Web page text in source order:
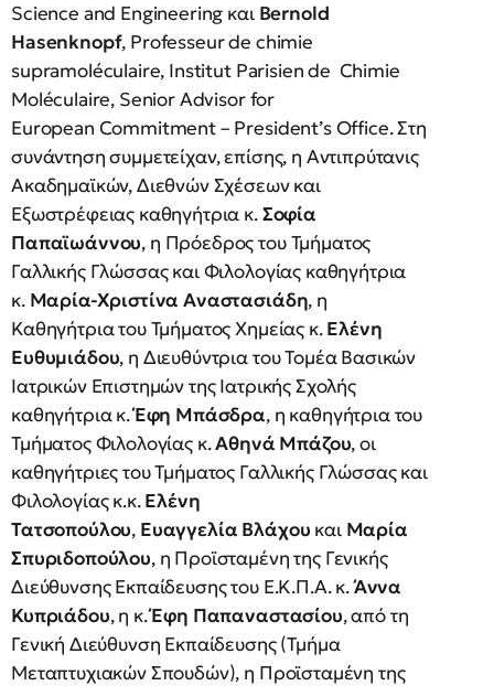
Science and Engineering και Bernold
Hasenknopf, Professeur de chimie
supramoléculaire, Institut Parisien de Chimie
Moléculaire, Senior Advisor for
European Commitment – President’s Office. Στη
συνάντηση συμμετείχαν, επίσης, η Αντιπρύτανις
Ακαδημαϊκών, Διεθνών Σχέσεων και
Εξωστρέφειας καθηγήτρια κ.Σοφία
Παπαϊωάννου, η Πρόεδρος του Τμήματος
Γαλλικής Γλώσσας και Φιλολογίας καθηγήτρια
κ. Μαρία-Χριστίνα Αναστασιάδη, η
Καθηγήτρια του Τμήματος Χημείας κ.Ελένη
Ευθυμιάδου, η Διευθύντρια του Τομέα Βασικών
Ιατρικών Επιστημών της Ιατρικής Σχολής
καθηγήτρια κ.Έφη Μπάσδρα, η καθηγήτρια του
Τμήματος Φιλολογίας κ.Αθηνά Μπάζου, οι
καθηγήτριες του Τμήματος Γαλλικής Γλώσσας και
Φιλολογίας κ.κ.Ελένη
Τατσοπούλου, Ευαγγελία Βλάχου και Μαρία
Σπυριδοπούλου, η Προϊσταμένη της Γενικής
Διεύθυνσης Εκπαίδευσης του Ε.Κ.Π.Α. κ.Άννα
Κυπριάδου, η κ.Έφη Παπαναστασίου, από τη
Γενική Διεύθυνση Εκπαίδευσης (Τμήμα
Μεταπτυχιακών Σπουδών), η Προϊσταμένη της